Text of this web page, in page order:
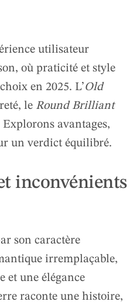
utilisateur
où praticité et style
en 2025. L’Old
le Round Brilliant
avantages,
un verdict équilibré.
inconvénients
son caractère
irremplaçable,
et une élégance
raconte une histoire,